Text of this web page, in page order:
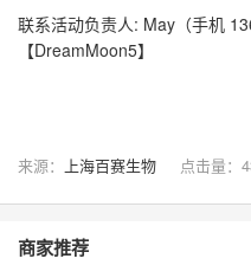
联系活动负责人: May（手机
【DreamMoon5】
来源： 上海百赛生物 点击量：
商家推荐